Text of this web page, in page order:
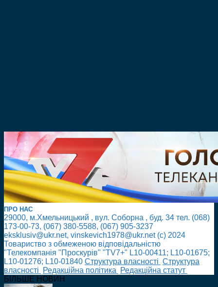
ПРО НАС
29000, м.Хмельницький , вул. Соборна , буд. 34 тел. (068)
173-00-73, (067) 380-5588, (067) 905-3237
eksklusiv@ukr.net, vinskevich1978@ukr.net (с) 2024
Товариство з обмеженою відповідальністю
"Телекомпанія "Проскурів" "TV7+" L10-00411; L10-01675;
L10-01276; L10-01840 Cтруктура власності Cтруктура
власності
Редакційна політика
Редакційна статут
БІЛЬШЕ НОВИН